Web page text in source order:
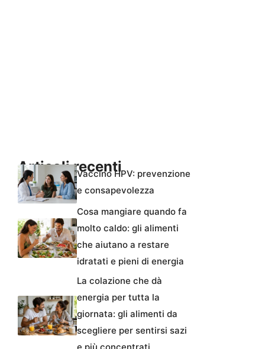
Articoli recentiVaccino HPV: prevenzione
e consapevolezza
Cosa mangiare quando fa
molto caldo: gli alimenti
che aiutano a restare
idratati e pieni di energia
La colazione che dà
energia per tutta la
giornata: gli alimenti da
scegliere per sentirsi sazi